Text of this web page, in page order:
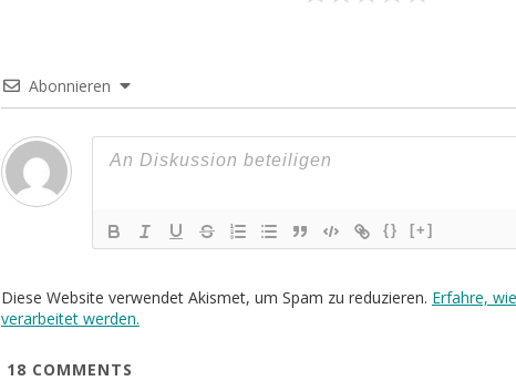
Abonnieren
{} [+]
Diese Website verwendet Akismet, um Spam zu reduzieren. Erfahre,
verarbeitet werden.
18 COMMENTS